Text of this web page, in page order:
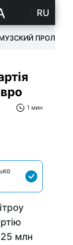
RU
ПРОЛИВ
1 мин
25 млн